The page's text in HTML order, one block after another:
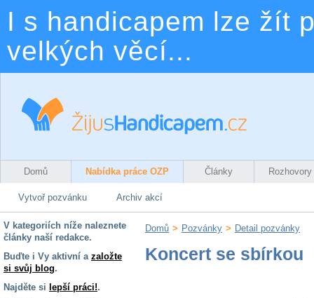
I s handicapem lze žít
velkých věcí...
Domů Nabídka práce OZP Články Rozhovory
Vytvoř pozvánku Archiv akcí
V kategoriích níže naleznete
články naší redakce.
Buďte i Vy aktivní a založte
si svůj blog.
Najděte si lepší práci!.
Domů > Pozvánky > Detail pozvánky
Koncert se sbírkou